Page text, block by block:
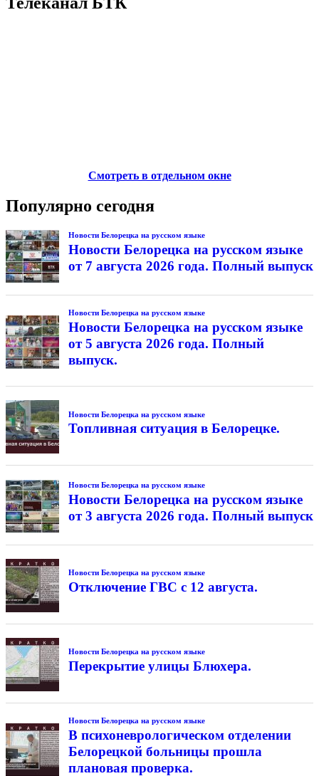
Смотреть в отдельном окне
Популярно сегодня
Новости Белорецка на русском языке
Новости Белорецка на русском языке
от 7 августа 2026 года. Полный выпуск
Новости Белорецка на русском языке
Новости Белорецка на русском языке
от 5 августа 2026 года. Полный
выпуск.
Новости Белорецка на русском языке
Топливная ситуация в Белорецке.
Новости Белорецка на русском языке
Новости Белорецка на русском языке
от 3 августа 2026 года. Полный выпуск
Новости Белорецка на русском языке
Отключение ГВС с 12 августа.
Новости Белорецка на русском языке
Перекрытие улицы Блюхера.
Новости Белорецка на русском языке
В психоневрологическом отделении
Белорецкой больницы прошла
плановая проверка.